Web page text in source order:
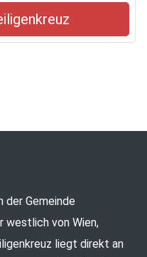
der Gemeinde
westlich von Wien,
liegt direkt an